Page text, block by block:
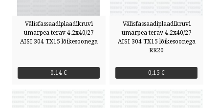
Välisfassaadiplaadikruvi
ümarpea terav 4.2x40/27
AISI 304 TX15 lõikesoonega
0,14 €
Välisfassaadiplaadikruvi
ümarpea terav 4.2x40/27
AISI 304 TX15 lõikesoonega
RR20
0,15 €